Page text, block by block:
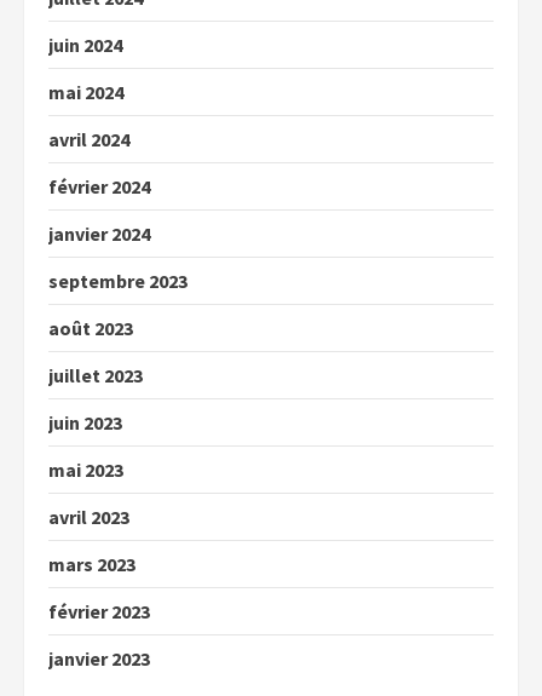
juin 2024
mai 2024
avril 2024
février 2024
janvier 2024
septembre 2023
août 2023
juillet 2023
juin 2023
mai 2023
avril 2023
mars 2023
février 2023
janvier 2023